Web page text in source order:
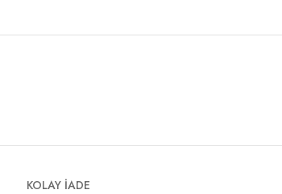
KOLAY İADE